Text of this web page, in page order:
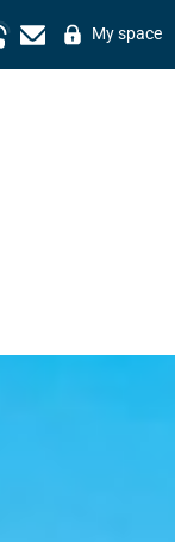
My space